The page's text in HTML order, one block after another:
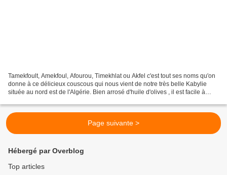
Tamekfoult, Amekfoul, Afourou, Timekhlat ou Akfel c'est tout ses noms qu'on
donne à ce délicieux couscous qui nous vient de notre très belle Kabylie
située au nord est de l'Algérie. Bien arrosé d'huile d'olives , il est facile à
Page suivante >
Hébergé par Overblog
Top articles